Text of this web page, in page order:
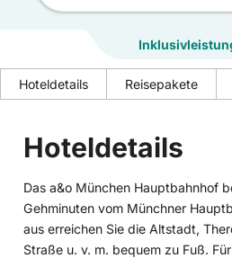
Hoteldetails Reisepakete
Hoteldetails
Das a&o München Hauptbahnhof
Gehminuten vom Münchner
aus erreichen Sie die Altstadt,
Straße u. v. m. bequem zu Fuß.